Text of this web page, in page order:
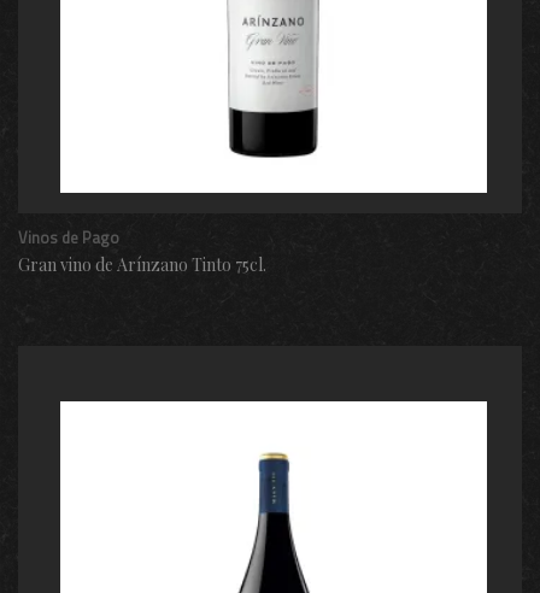
Vinos de Pago
Gran vino de Arínzano Tinto 75cl.